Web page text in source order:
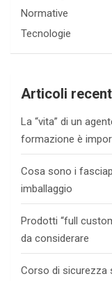
Normative
Tecnologie
Articoli
La “vita” di un
formazione è
Cosa sono i
imballaggio
Prodotti “full
da considerare
Corso di sicurezza